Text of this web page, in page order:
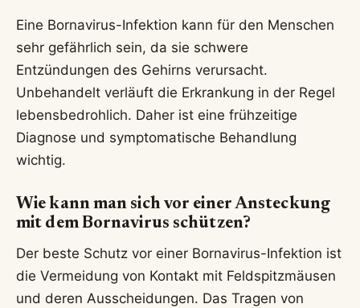
Eine Bornavirus-Infektion kann für den Menschen
sehr gefährlich sein, da sie schwere
Entzündungen des Gehirns verursacht.
Unbehandelt verläuft die Erkrankung in der Regel
lebensbedrohlich. Daher ist eine frühzeitige
Diagnose und symptomatische Behandlung
wichtig.
Wie kann man sich vor einer Ansteckung
mit dem Bornavirus schützen?
Der beste Schutz vor einer Bornavirus-Infektion ist
die Vermeidung von Kontakt mit Feldspitzmäusen
und deren Ausscheidungen. Das Tragen von